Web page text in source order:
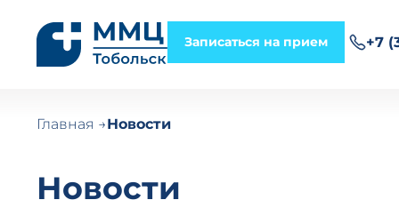
Записаться на прием +7
Главная Новости
Новости